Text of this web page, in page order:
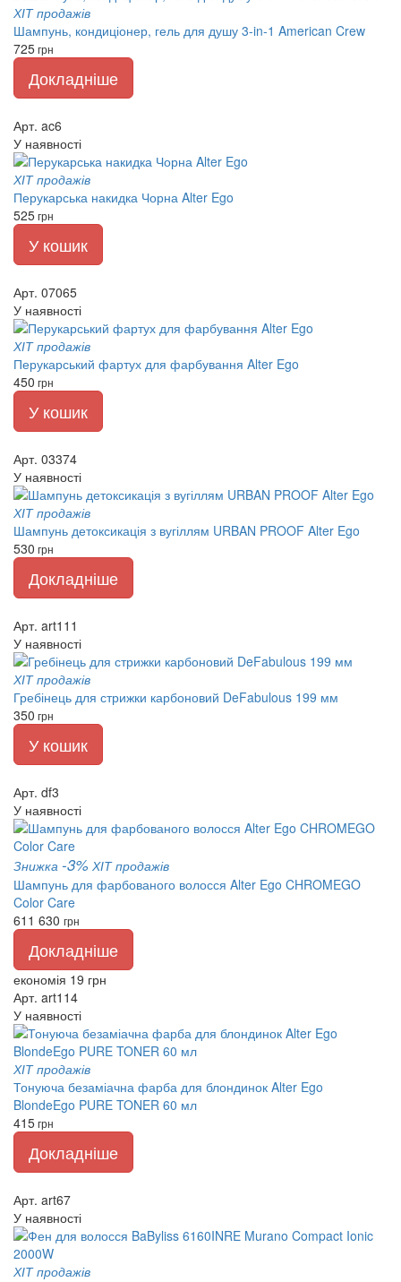
ХІТ продажів
Шампунь, кондиціонер, гель для душу 3-in-1 American Crew
725грн
Докладніше
Арт. ac6
У наявності
ХІТ продажів
Перукарська накидка Чорна Alter Ego
525грн
У кошик
Арт. 07065
У наявності
ХІТ продажів
Перукарський фартух для фарбування Alter Ego
450 грн
У кошик
Арт. 03374
У наявності
ХІТ продажів
Шампунь детоксикація з вугіллям URBAN PROOF Alter Ego
530 грн
Докладніше
Арт. art111
У наявності
ХІТ продажів
Гребінець для стрижки карбоновий DeFabulous 199 мм
350 грн
У кошик
Арт. df3
У наявності
Знижка -3% ХІТ продажів
Шампунь для фарбованого волосся Alter Ego CHROMEGO
Color Care
611 630 грн
Докладніше
економія 19 грн
Арт. art114
У наявності
ХІТ продажів
Тонуюча безаміачна фарба для блондинок Alter Ego
BlondeEgo PURE TONER 60 мл
415грн
Докладніше
Арт. art67
У наявності
ХІТ продажів